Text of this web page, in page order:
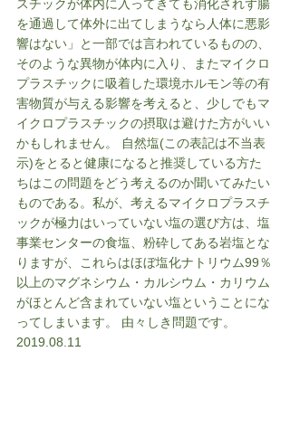
スチックが体内に入ってきても消化されず腸
を通過して体外に出てしまうなら人体に悪影
響はない」と一部では言われているものの、
そのような異物が体内に入り、またマイクロ
プラスチックに吸着した環境ホルモン等の有
害物質が与える影響を考えると、少しでもマ
イクロプラスチックの摂取は避けた方がいい
かもしれません。 自然塩(この表記は不当表
示)をとると健康になると推奨している方た
ちはこの問題をどう考えるのか聞いてみたい
ものである。私が、考えるマイクロプラスチ
ックが極力はいっていない塩の選び方は、塩
事業センターの食塩、粉砕してある岩塩とな
りますが、これらはほぼ塩化ナトリウム99％
以上のマグネシウム・カルシウム・カリウム
がほとんど含まれていない塩ということにな
ってしまいます。 由々しき問題です。
2019.08.11